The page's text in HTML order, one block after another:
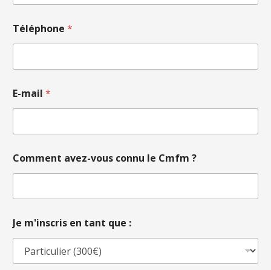
Téléphone *
E-mail *
Comment avez-vous connu le Cmfm ?
Je m'inscris en tant que :